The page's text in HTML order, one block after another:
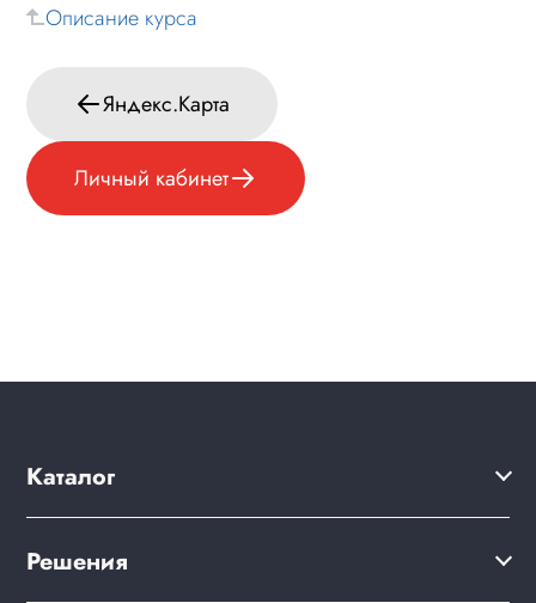
Описание курса
Яндекс.Карта
Личный кабинет
Каталог
Решения
Акции
Решения